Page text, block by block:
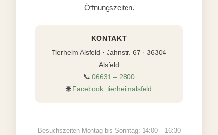
Öffnungszeiten.
KONTAKT
Tierheim Alsfeld · Jahnstr. 67 · 36304
Alsfeld
📞 06631 – 2800
🌐 Facebook: tierheimalsfeld
Besuchszeiten Montag bis Sonntag: 14:00 – 16:30